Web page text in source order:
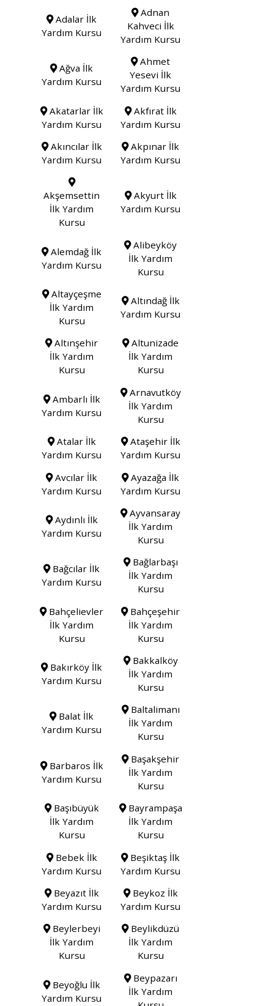
Adalar İlk
Yardım Kursu
Adnan
Kahveci İlk
Yardım Kursu
Ağva İlk
Yardım Kursu
Ahmet
Yesevi İlk
Yardım Kursu
Akatarlar İlk
Yardım Kursu
Akfırat İlk
Yardım Kursu
Akıncılar İlk
Yardım Kursu
Akpınar İlk
Yardım Kursu
Akşemsettin
İlk Yardım
Kursu
Akyurt İlk
Yardım Kursu
Alemdağ İlk
Yardım Kursu
Alibeyköy
İlk Yardım
Kursu
Altayçeşme
İlk Yardım
Kursu
Altındağ İlk
Yardım Kursu
Altınşehir
İlk Yardım
Kursu
Altunizade
İlk Yardım
Kursu
Ambarlı İlk
Yardım Kursu
Arnavutköy
İlk Yardım
Kursu
Atalar İlk
Yardım Kursu
Ataşehir İlk
Yardım Kursu
Avcılar İlk
Yardım Kursu
Ayazağa İlk
Yardım Kursu
Aydınlı İlk
Yardım Kursu
Ayvansaray
İlk Yardım
Kursu
Bağcılar İlk
Yardım Kursu
Bağlarbaşı
İlk Yardım
Kursu
Bahçelievler
İlk Yardım
Kursu
Bahçeşehir
İlk Yardım
Kursu
Bakırköy İlk
Yardım Kursu
Bakkalköy
İlk Yardım
Kursu
Balat İlk
Yardım Kursu
Baltalimanı
İlk Yardım
Kursu
Barbaros İlk
Yardım Kursu
Başakşehir
İlk Yardım
Kursu
Başıbüyük
İlk Yardım
Kursu
Bayrampaşa
İlk Yardım
Kursu
Bebek İlk
Yardım Kursu
Beşiktaş İlk
Yardım Kursu
Beyazıt İlk
Yardım Kursu
Beykoz İlk
Yardım Kursu
Beylerbeyi
İlk Yardım
Kursu
Beylikdüzü
İlk Yardım
Kursu
Beyoğlu İlk
Yardım Kursu
Beypazarı
İlk Yardım